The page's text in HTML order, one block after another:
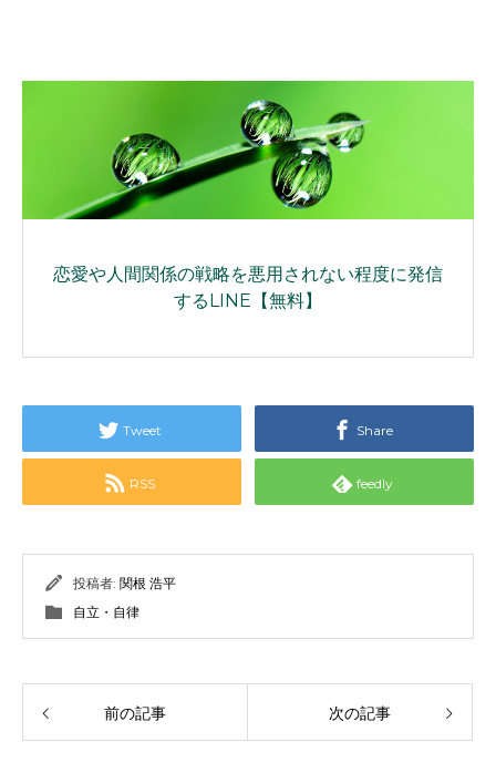
恋愛や人間関係の戦略を悪用されない程度に発信
するLINE【無料】
Tweet Share
RSS feedly
投稿者: 関根 浩平
自立・自律
前の記事 次の記事